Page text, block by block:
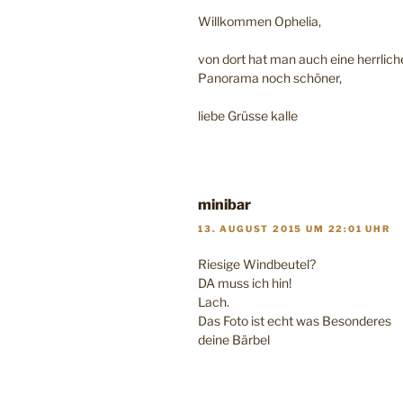
Willkommen Ophelia,
von dort hat man auch eine
Panorama noch schöner,
liebe Grüsse kalle
minibar
13. AUGUST 2015 UM 22:01 UHR
Riesige Windbeutel?
DA muss ich hin!
Lach.
Das Foto ist echt was Besonderes
deine Bärbel